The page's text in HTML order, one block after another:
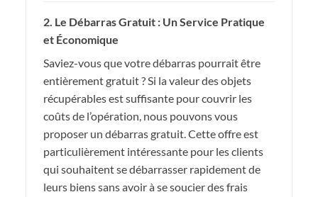
2. Le Débarras Gratuit : Un Service Pratique
et Économique
Saviez-vous que votre débarras pourrait être
entièrement gratuit ? Si la valeur des objets
récupérables est suffisante pour couvrir les
coûts de l’opération, nous pouvons vous
proposer un débarras gratuit. Cette offre est
particulièrement intéressante pour les clients
qui souhaitent se débarrasser rapidement de
leurs biens sans avoir à se soucier des frais